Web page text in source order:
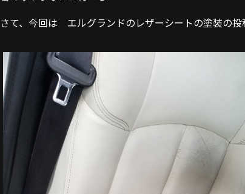
さて、今回は エルグランドのレザーシートの塗装の投